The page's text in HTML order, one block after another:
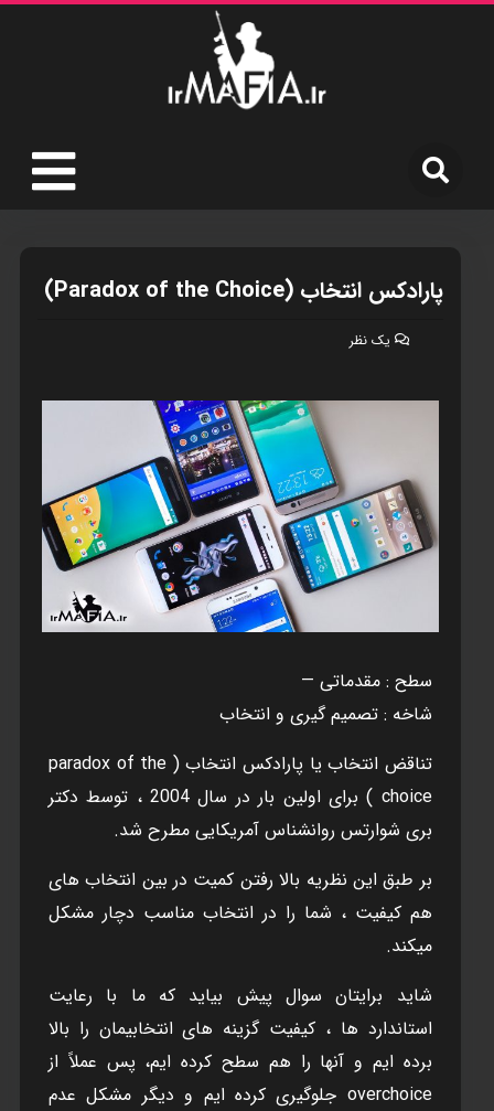
پارادکس انتخاب (Paradox of the Choice)
یک نظر
سطح : مقدماتی —
شاخه : تصميم گيری و انتخاب
تناقض انتخاب يا پارادکس انتخاب ( paradox of the
choice ) برای اولين بار در سال 2004 ، توسط دکتر
بری شوارتس روانشناس آمريکايی مطرح شد.
بر طبق اين نظريه بالا رفتن کميت در بين انتخاب های
هم کيفيت ، شما را در انتخاب مناسب دچار مشکل
ميکند.
شايد برايتان سوال پيش بيايد که ما با رعايت
استاندارد ها ، کيفيت گزينه های انتخابيمان را بالا
برده ايم و آنها را هم سطح کرده ايم، پس عملاً از
overchoice جلوگيری کرده ايم و ديگر مشکل عدم